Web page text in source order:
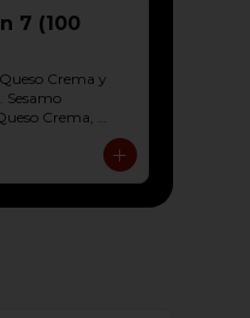
7 (100
Crema y
Sesamo
Crema,
Palta Env.